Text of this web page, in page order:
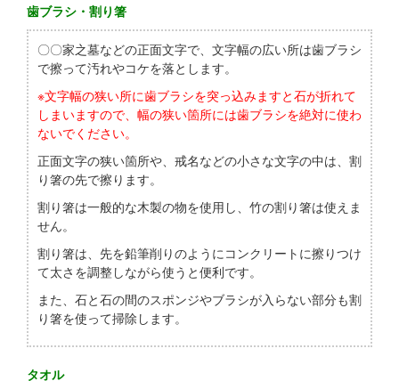
歯ブラシ・割り箸
〇〇家之墓などの正面文字で、文字幅の広い所は歯ブラシ
で擦って汚れやコケを落とします。
※文字幅の狭い所に歯ブラシを突っ込みますと石が折れて
しまいますので、幅の狭い箇所には歯ブラシを絶対に使わ
ないでください。
正面文字の狭い箇所や、戒名などの小さな文字の中は、割
り箸の先で擦ります。
割り箸は一般的な木製の物を使用し、竹の割り箸は使えま
せん。
割り箸は、先を鉛筆削りのようにコンクリートに擦りつけ
て太さを調整しながら使うと便利です。
また、石と石の間のスポンジやブラシが入らない部分も割
り箸を使って掃除します。
タオル